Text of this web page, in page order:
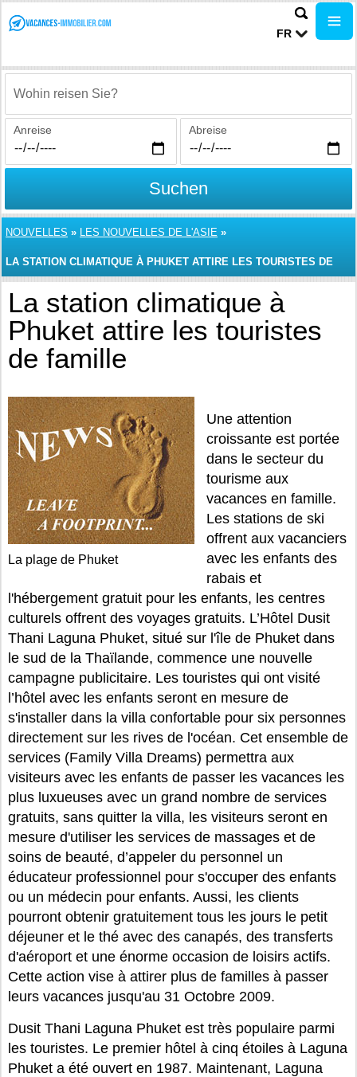
FR
Wohin reisen Sie?
Anreise Abreise
Suchen
NOUVELLES » LES NOUVELLES DE L'ASIE »
LA STATION CLIMATIQUE À PHUKET ATTIRE LES TOURISTES DE
FAMILLE
La station climatique à
Phuket attire les touristes
de famille
La plage de Phuket
Une attention
croissante est portée
dans le secteur du
tourisme aux
vacances en famille.
Les stations de ski
offrent aux vacanciers
avec les enfants des
rabais et
l'hébergement gratuit pour les enfants, les centres
culturels offrent des voyages gratuits. L’Hôtel Dusit
Thani Laguna Phuket, situé sur l'île de Phuket dans
le sud de la Thaïlande, commence une nouvelle
campagne publicitaire. Les touristes qui ont visité
l’hôtel avec les enfants seront en mesure de
s'installer dans la villa confortable pour six personnes
directement sur les rives de l'océan. Cet ensemble de
services (Family Villa Dreams) permettra aux
visiteurs avec les enfants de passer les vacances les
plus luxueuses avec un grand nombre de services
gratuits, sans quitter la villa, les visiteurs seront en
mesure d'utiliser les services de massages et de
soins de beauté, d’appeler du personnel un
éducateur professionnel pour s'occuper des enfants
ou un médecin pour enfants. Aussi, les clients
pourront obtenir gratuitement tous les jours le petit
déjeuner et le thé avec des canapés, des transferts
d'aéroport et une énorme occasion de loisirs actifs.
Cette action vise à attirer plus de familles à passer
leurs vacances jusqu'au 31 Octobre 2009.
Dusit Thani Laguna Phuket est très populaire parmi
les touristes. Le premier hôtel à cinq étoiles à Laguna
Phuket a été ouvert en 1987. Maintenant, Laguna